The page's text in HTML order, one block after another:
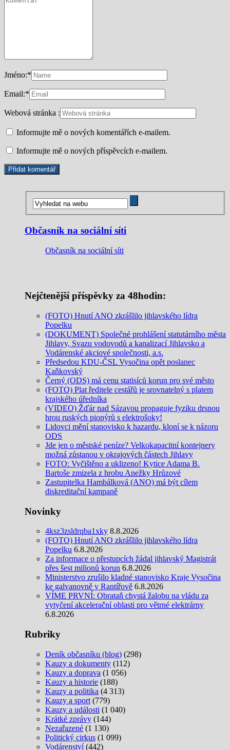
Jméno:*
Email:*
Webová stránka :
Informujte mě o nových komentářích e-mailem.
Informujte mě o nových příspěvcích e-mailem.
Občasník na sociální síti
Občasník na sociální síti
Nejčtenější příspěvky za 48hodin:
(FOTO) Hnutí ANO zkrášlilo jihlavského lídra
Popelku
(DOKUMENT) Společné prohlášení statutárního města
Jihlavy, Svazu vodovodů a kanalizací Jihlavsko a
Vodárenské akciové společnosti, a.s.
Předsedou KDU-ČSL Vysočina opět poslanec
Kaňkovský
Černý (ODS) má cenu statisíců korun pro své město
(FOTO) Plat ředitele cestářů je srovnatelný s platem
krajského úředníka
(VIDEO) Žďár nad Sázavou propaguje fyziku drsnou
hrou ruských pionýrů s elektrošoky!
Lidovci mění stanovisko k hazardu, kloní se k názoru
ODS
Jde jen o městské peníze? Velkokapacitní kontejnery
možná zůstanou v okrajových částech Jihlavy
FOTO: Vyčištěno a uklizeno! Kytice Adama B.
Bartoše zmizela z hrobu Anežky Hrůzové
Zastupitelka Hambálková (ANO) má být cílem
diskreditační kampaně
Novinky
4ksz3zsldrqba1xky 8.8.2026
(FOTO) Hnutí ANO zkrášlilo jihlavského lídra
Popelku 6.8.2026
Za informace o přestupcích žádal jihlavský Magistrát
přes šest milionů korun 6.8.2026
Ministerstvo zrušilo kladné stanovisko Kraje Vysočina
ke galvanovně v Rantířově 6.8.2026
VÍME PRVNÍ: Obrataň chystá žalobu na vládu za
vytyčení akcelerační oblasti pro větrné elektrárny
6.8.2026
Rubriky
Deník občasníku (blog) (298)
Kauzy a dokumenty (112)
Kauzy a doprava (1 056)
Kauzy a historie (188)
Kauzy a politika (4 313)
Kauzy a sport (779)
Kauzy a události (1 040)
Krátké zprávy (144)
Nezařazené (1 130)
Politický cirkus (1 099)
Vodárenství(442)